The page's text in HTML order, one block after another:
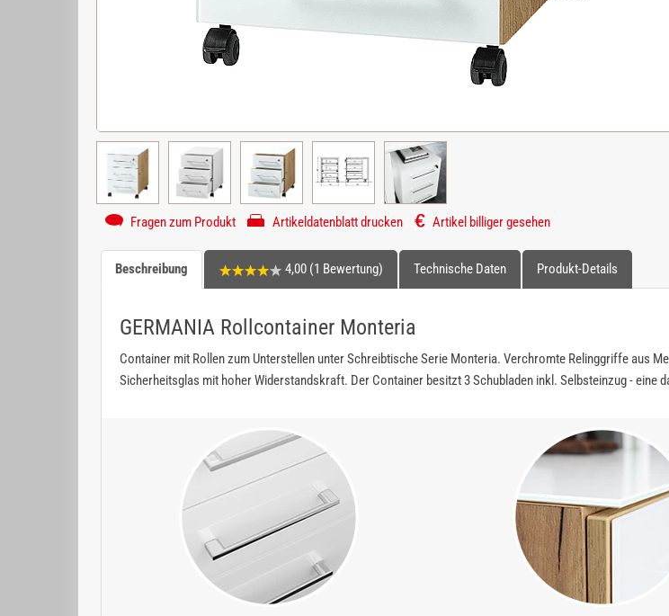
Fragen zum Produkt Artikeldatenblatt drucken Artikel billiger gesehen
Beschreibung 4,00 (1 Bewertung) Technische Daten Produkt-Details
GERMANIA Rollcontainer Monteria
Container mit Rollen zum Unterstellen unter Schreibtische Serie Monteria. Verchromte Relinggriffe aus
Sicherheitsglas mit hoher Widerstandskraft. Der Container besitzt 3 Schubladen inkl. Selbsteinzug - eine